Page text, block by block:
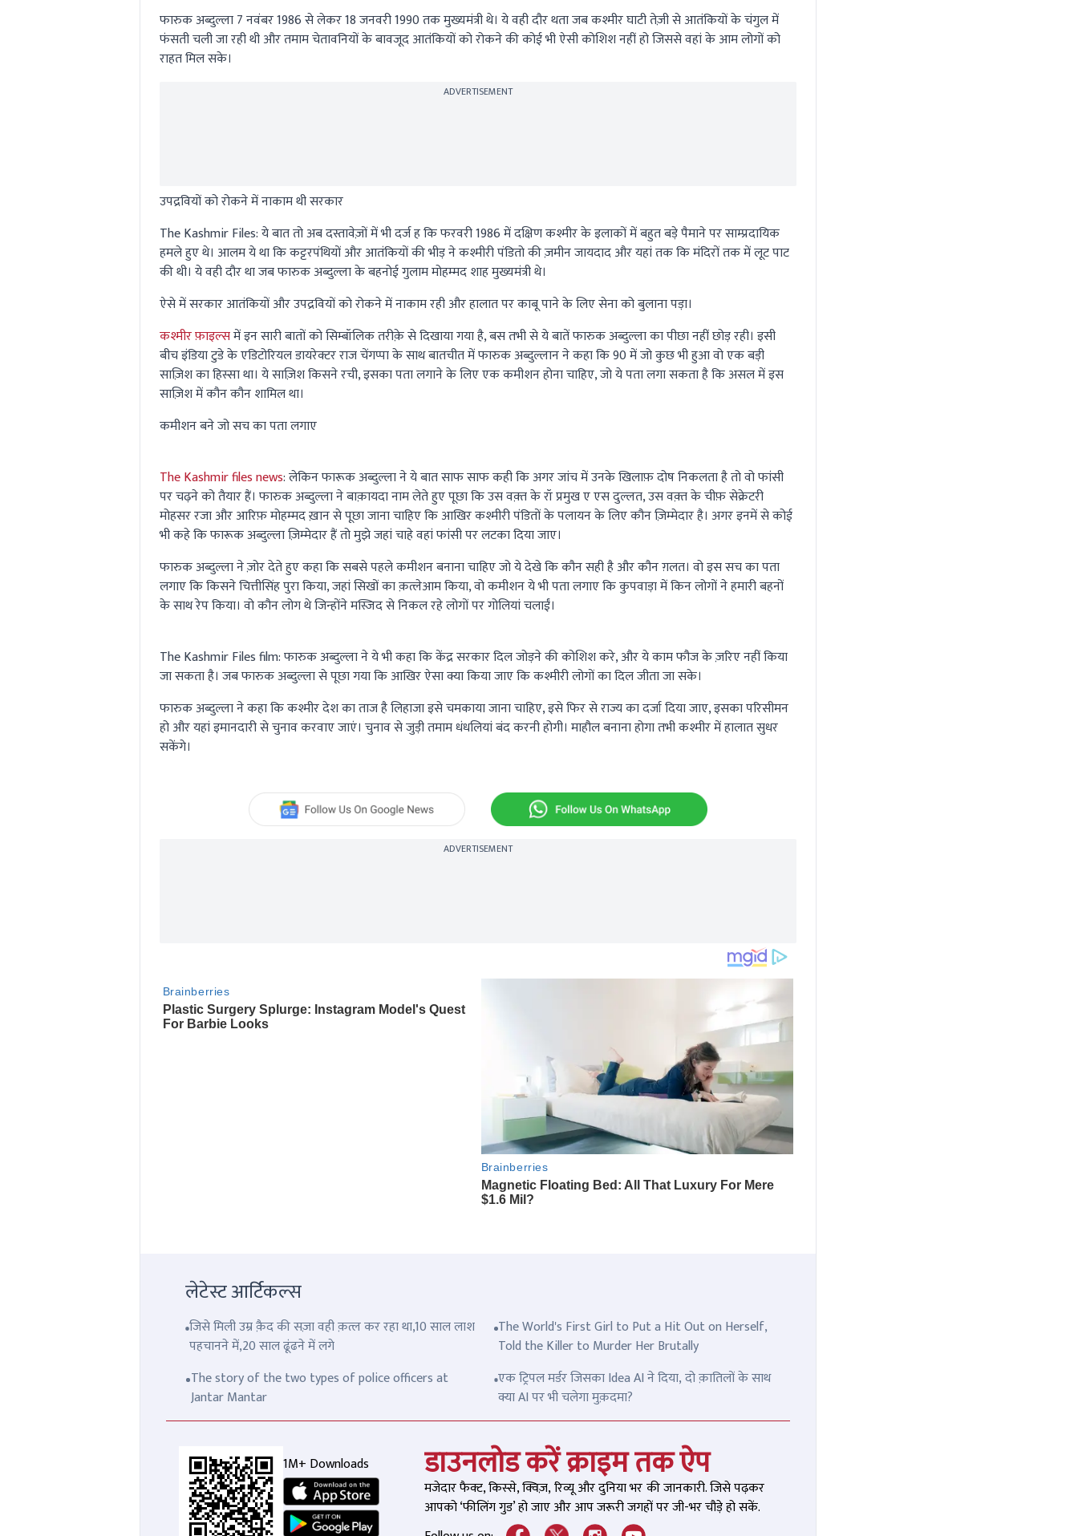
फारुक अब्दुल्ला 7 नवंबर 1986 से लेकर 18 जनवरी 1990 तक मुख्यमंत्री थे। ये वही दौर थता जब कश्मीर घाटी तेज़ी से आतंकियों के चंगुल में
फंसती चली जा रही थी और तमाम चेतावनियों के बावजूद आतंकियों को रोकने की कोई भी ऐसी कोशिश नहीं हो जिससे वहां के आम लोगों को
राहत मिल सके।
ADVERTISEMENT
उपद्रवियों को रोकने में नाकाम थी सरकार
The Kashmir Files:ये बात तो अब दस्तावेज़ों में भी दर्ज ह कि फरवरी 1986 में दक्षिण कश्मीर के इलाकों में बहुत बड़े पैमाने पर साम्प्रदायिक
हमले हुए थे। आलम ये था कि कट्टरपंथियों और आतंकियों की भीड़ ने कश्मीरी पंडितो की ज़मीन जायदाद और यहां तक कि मंदिरों तक में लूट पाट
की थी। ये वही दौर था जब फारुक अब्दुल्ला के बहनोई गुलाम मोहम्मद शाह मुख्यमंत्री थे।
ऐसे में सरकार आतंकियों और उपद्रवियों को रोकने में नाकाम रही और हालात पर काबू पाने के लिए सेना को बुलाना पड़ा।
कश्मीर फ़ाइल्समें इन सारी बातों को सिम्बॉलिक तरीक़े से दिखाया गया है, बस तभी से ये बातें फारुक अब्दुल्ला का पीछा नहीं छोड़ रही। इसी
बीच इंडिया टुडे के एडिटोरियल डायरेक्टर राज चेंगप्पा के साथ बातचीत में फारुक अब्दुल्लान ने कहा कि 90 में जो कुछ भी हुआ वो एक बड़ी
साज़िश का हिस्सा था। ये साज़िश किसने रची, इसका पता लगाने के लिए एक कमीशन होना चाहिए, जो ये पता लगा सकता है कि असल में इस
साज़िश में कौन कौन शामिल था।
कमीशन बने जो सच का पता लगाए
The Kashmir files news:लेकिन फारूक अब्दुल्ला ने ये बात साफ साफ कही कि अगर जांच में उनके खिलाफ़ दोष निकलता है तो वो फांसी
पर चढ़ने को तैयार हैं। फारुक अब्दुल्ला ने बाक़ायदा नाम लेते हुए पूछा कि उस वक़्त के रॉ प्रमुख ए एस दुल्लत, उस वक़्त के चीफ़ सेक्रेटरी
मोहसर रजा और आरिफ़ मोहम्मद ख़ान से पूछा जाना चाहिए कि आखिर कश्मीरी पंडितों के पलायन के लिए कौन ज़िम्मेदार है। अगर इनमें से कोई
भी कहे कि फारूक अब्दुल्ला ज़िम्मेदार हैं तो मुझे जहां चाहे वहां फांसी पर लटका दिया जाए।
फारुक अब्दुल्ला ने ज़ोर देते हुए कहा कि सबसे पहले कमीशन बनाना चाहिए जो ये देखे कि कौन सही है और कौन ग़लत। वो इस सच का पता
लगाए कि किसने चित्तीसिंह पुरा किया, जहां सिखों का क़त्लेआम किया, वो कमीशन ये भी पता लगाए कि कुपवाड़ा में किन लोगों ने हमारी बहनों
के साथ रेप किया। वो कौन लोग थे जिन्होंने मस्जिद से निकल रहे लोगों पर गोलियां चलाईं।
The Kashmir Files film: फारुक अब्दुल्ला ने ये भी कहा कि केंद्र सरकार दिल जोड़ने की कोशिश करे, और ये काम फौज के ज़रिए नहीं किया
जा सकता है। जब फारुक अब्दुल्ला से पूछा गया कि आखिर ऐसा क्या किया जाए कि कश्मीरी लोगों का दिल जीता जा सके।
फारुक अब्दुल्ला ने कहा कि कश्मीर देश का ताज है लिहाजा इसे चमकाया जाना चाहिए, इसे फिर से राज्य का दर्जा दिया जाए, इसका परिसीमन
हो और यहां इमानदारी से चुनाव करवाए जाएं। चुनाव से जुड़ी तमाम धंधलियां बंद करनी होगी। माहौल बनाना होगा तभी कश्मीर में हालात सुधर
सकेंगे।
ADVERTISEMENT
लेटेस्ट आर्टिकल्स
जिसे मिली उम्र क़ैद की सज़ा वही क़त्ल कर रहा था,10 साल लाश
पहचानने में,20 साल ढूंढने में लगे
The World's First Girl to Put a Hit Out on Herself,
Told the Killer to Murder Her Brutally
The story of the two types of police officers at
Jantar Mantar
एक ट्रिपल मर्डर जिसका Idea AI ने दिया, दो क़ातिलों के साथ
क्या AI पर भी चलेगा मुक़दमा?
1M+ Downloads डाउनलोड करें क्राइम तक ऐप
मजेदार फैक्ट, किस्से, क्विज़, रिव्यू और दुनिया भर की जानकारी. जिसे पढ़कर
आपको ‘फीलिंग गुड’ हो जाए और आप जरूरी जगहों पर जी-भर चौड़े हो सकें.